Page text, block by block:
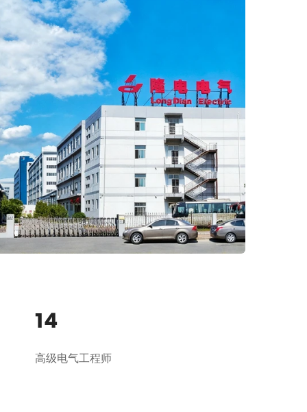
14
高级电气工程师